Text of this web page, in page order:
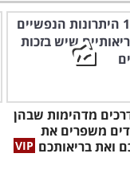
דרכים מדהימות שבהן
משפרים את
ואת בריאותכם